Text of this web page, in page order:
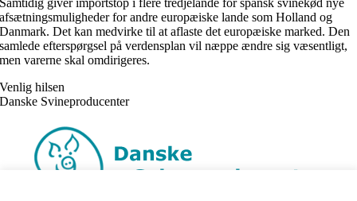
Samtidig giver importstop i flere tredjelande for spansk svinekød nye
afsætningsmuligheder for andre europæiske lande som Holland og
Danmark. Det kan medvirke til at aflaste det europæiske marked. Den
samlede efterspørgsel på verdensplan vil næppe ændre sig væsentligt,
men varerne skal omdirigeres.
Venlig hilsen
Danske Svineproducenter